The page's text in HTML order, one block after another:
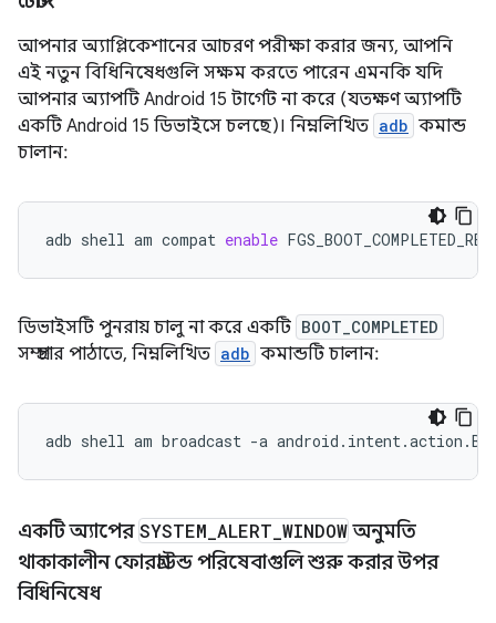
আপনার অ্যাপ্লিকেশানের আচরণ পরীক্ষা করার জন্য, আপনি
এই নতুন বিধিনিষেধগুলি সক্ষম করতে পারেন এমনকি যদি
আপনার অ্যাপটি Android 15 টার্গেট না করে (যতক্ষণ অ্যাপটি
একটি Android 15 ডিভাইসে চলছে)। নিম্নলিখিত adb কমান্ড
চালান:
adb shell am compat enable
ডিভাইসটি পুনরায় চালু না করে একটি BOOT_COMPLETED
সম্প্রচার পাঠাতে, নিম্নলিখিত adb কমান্ডটি চালান:
adb shell am broadcast -a
একটি অ্যাপেরSYSTEM ALERT WINDOWঅনুমতি
থাকাকালীন ফোরগ্রাউন্ড পরিষেবাগুলি শুরু করার উপর
বিধিনিষেধ